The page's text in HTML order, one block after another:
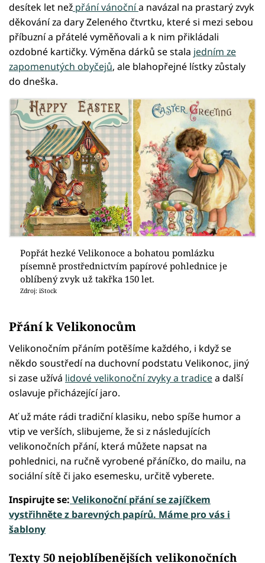
desítek let než přání vánočnía navázal na prastarý zvyk
děkování za dary Zeleného čtvrtku, které si mezi sebou
příbuzní a přátelé vyměňovali a k nim přikládali
ozdobné kartičky. Výměna dárků se stala jedním ze
zapomenutých obyčejů, ale blahopřejné lístky zůstaly
do dneška.
Popřát hezké Velikonoce a bohatou pomlázku
písemně prostřednictvím papírové pohlednice je
oblíbený zvyk už takřka 150 let.
Zdroj: iStock
Přání k Velikonocům
Velikonočním přáním potěšíme každého, i když se
někdo soustředí na duchovní podstatu Velikonoc, jiný
si zase užívá lidové velikonoční zvyky a tradicea další
oslavuje přicházející jaro.
Ať už máte rádi tradiční klasiku, nebo spíše humor a
vtip ve verších, slibujeme, že si z následujících
velikonočních přání, která můžete napsat na
pohlednici, na ručně vyrobené přáníčko, do mailu, na
sociální sítě či jako esemesku, určitě vyberete.
Inspirujte se: Velikonoční přání se zajíčkem
vystřihněte z barevných papírů. Máme pro vás i
šablony
Texty 50 nejoblíbenějších velikonočních